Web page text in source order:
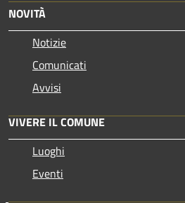
NOVITÀ
Notizie
Comunicati
Avvisi
VIVERE IL COMUNE
Luoghi
Eventi